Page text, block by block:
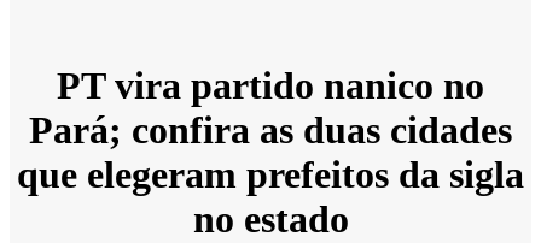
PT vira partido nanico no
Pará; confira as duas cidades
que elegeram prefeitos da sigla
no estado